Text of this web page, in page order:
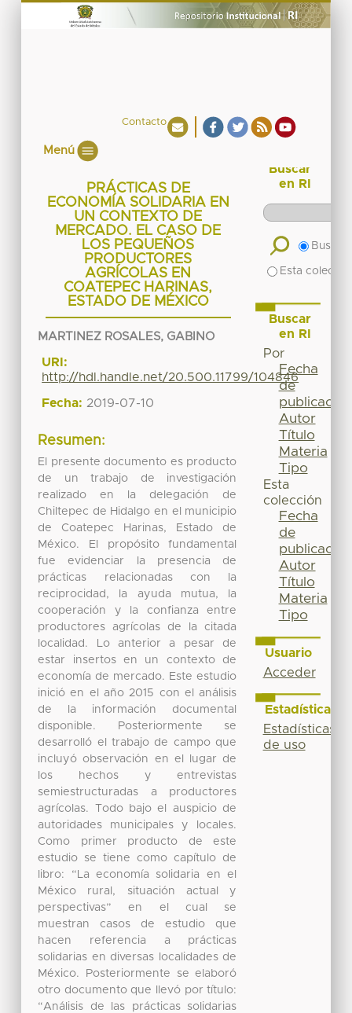
Contacto
Menú
PRÁCTICAS DE
ECONOMÍA SOLIDARIA EN
UN CONTEXTO DE
MERCADO. EL CASO DE
LOS PEQUEÑOS
PRODUCTORES
AGRÍCOLAS EN
COATEPEC HARINAS,
ESTADO DE MÉXICO
MARTINEZ ROSALES, GABINO
URI:
http://hdl.handle.net/20.500.11799/104846
Fecha: 2019-07-10
Resumen:
El presente documento es producto
de un trabajo de investigación
realizado en la delegación de
Chiltepec de Hidalgo en el municipio
de Coatepec Harinas, Estado de
México. El propósito fundamental
fue evidenciar la presencia de
prácticas relacionadas con la
reciprocidad, la ayuda mutua, la
cooperación y la confianza entre
productores agrícolas de la citada
localidad. Lo anterior a pesar de
estar insertos en un contexto de
economía de mercado. Este estudio
inició en el año 2015 con el análisis
de la información documental
disponible. Posteriormente se
desarrolló el trabajo de campo que
incluyó observación en el lugar de
los hechos y entrevistas
semiestructuradas a productores
agrícolas. Todo bajo el auspicio de
autoridades municipales y locales.
Como primer producto de este
estudio se tiene como capítulo de
libro: “La economía solidaria en el
México rural, situación actual y
perspectivas” en el cual se
muestran casos de estudio que
hacen referencia a prácticas
solidarias en diversas localidades de
México. Posteriormente se elaboró
otro documento que llevó por título:
“Análisis de las prácticas solidarias
Buscar
en RI
Buscar
Esta
Buscar
en RI
Por
Fecha
de
publicación
Autor
Título
Materia
Tipo
Esta
colección
Fecha
de
publicación
Autor
Título
Materia
Tipo
Usuario
Acceder
Estadísticas
Estadísticas
de uso